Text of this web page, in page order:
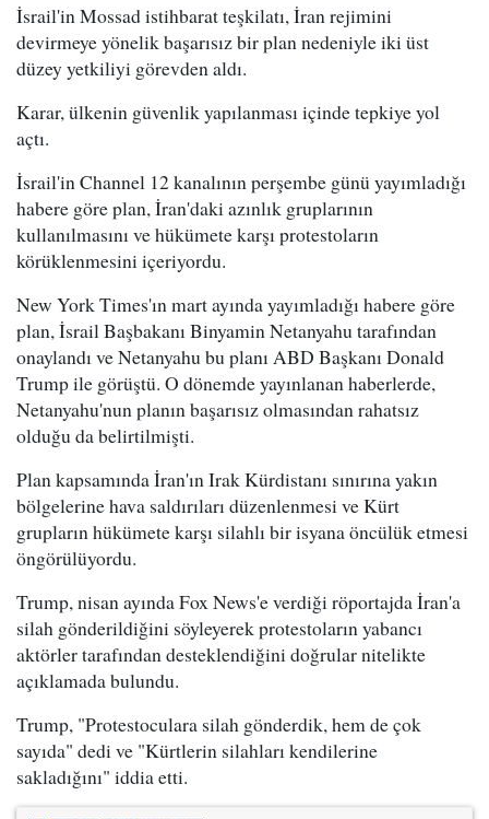
İsrail'in Mossad istihbarat teşkilatı, İran rejimini
devirmeye yönelik başarısız bir plan nedeniyle iki üst
düzey yetkiliyi görevden aldı.
Karar, ülkenin güvenlik yapılanması içinde tepkiye yol
açtı.
İsrail'in Channel 12 kanalının perşembe günü yayımladığı
habere göre plan, İran'daki azınlık gruplarının
kullanılmasını ve hükümete karşı protestoların
körüklenmesini içeriyordu.
New York Times'ın mart ayında yayımladığı habere göre
plan, İsrail Başbakanı Binyamin Netanyahu tarafından
onaylandı ve Netanyahu bu planı ABD Başkanı Donald
Trump ile görüştü. O dönemde yayınlanan haberlerde,
Netanyahu'nun planın başarısız olmasından rahatsız
olduğu da belirtilmişti.
Plan kapsamında İran'ın Irak Kürdistanı sınırına yakın
bölgelerine hava saldırıları düzenlenmesi ve Kürt
grupların hükümete karşı silahlı bir isyana öncülük etmesi
öngörülüyordu.
Trump, nisan ayında Fox News'e verdiği röportajda İran'a
silah gönderildiğini söyleyerek protestoların yabancı
aktörler tarafından desteklendiğini doğrular nitelikte
açıklamada bulundu.
Trump, "Protestoculara silah gönderdik, hem de çok
sayıda" dedi ve "Kürtlerin silahları kendilerine
sakladığını" iddia etti.